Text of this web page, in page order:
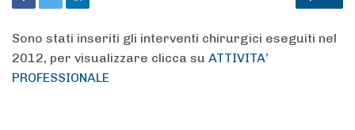
Sono stati inseriti gli interventi chirurgici eseguiti nel
2012, per visualizzare clicca su ATTIVITA’
PROFESSIONALE